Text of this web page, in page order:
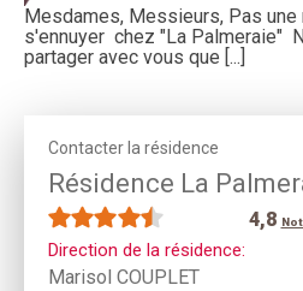
Mesdames, Messieurs, Pas une
s'ennuyer chez "La Palmeraie"
partager avec vous que [...]
Contacter la résidence
Résidence La
4,8
Direction de la résidence:
Marisol COUPLET